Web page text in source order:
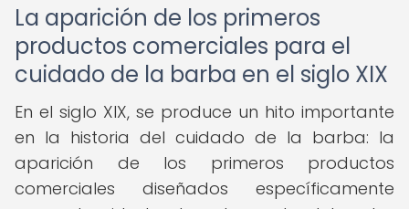
La aparición de los primeros
productos comerciales para el
cuidado de la barba en el siglo XIX
En el siglo XIX, se produce un hito importante
en la historia del cuidado de la barba: la
aparición de los primeros productos
comerciales diseñados específicamente